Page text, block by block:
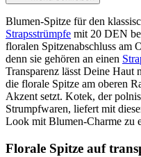
Blumen-Spitze für den
Strapsstrümpfe mit 20 DEN
floralen Spitzenabschluss am
denn sie gehören an einen
Transparenz lässt Deine Haut
die florale Spitze am oberen
Akzent setzt. Kotek, der
Strumpfwaren, liefert mit
Look mit Blumen-Charme zu
Florale Spitze auf